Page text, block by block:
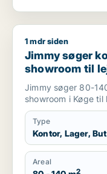
Jimmy søger
1 mdr siden
Jimmy søger
showroom til
Jimmy søger 80-
showroom i Køge til
Type
Kontor, Lager,
Areal
2